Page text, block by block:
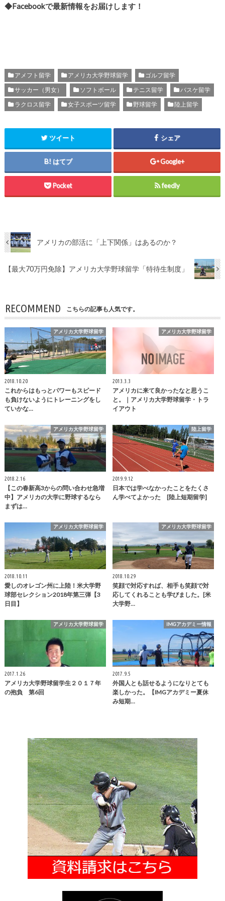
◆Facebookで最新情報をお届けします！
アメフト留学 アメリカ大学野球留学
ゴルフ留学
サッカー（男女）
ソフトボール テニス留学
バスケ留学
ラクロス留学
女子スポーツ留学 野球留学 陸上留学
ツイート シェア
はてブ Google+
Pocket feedly
アメリカの部活に「上下関係」はあるのか？
【最大70万円免除】アメリカ大学野球留学「特待生制度」
RECOMMEND こちらの記事も人気です。
アメリカ大学野球留学
2018.10.20
これからはもっとパワーもスピード
も負けないようにトレーニングをし
ていかな…
アメリカ大学野球留学
2013.3.3
アメリカに来て良かったなと思うこ
と。｜アメリカ大学野球留学・トラ
イアウト
アメリカ大学野球留学
2018.2.16
【この春新高3からの問い合わせ急増
中】アメリカの大学に野球するなら
まずは…
陸上留学
2019.9.12
日本では学べなかったことをたくさ
ん学べてよかった [陸上短期留学]
アメリカ大学野球留学
2018.10.11
愛しのオレゴン州に上陸！米大学野
球部セレクション2018年第三弾【3
日目】
アメリカ大学野球留学
2018.10.29
笑顔で対応すれば、相手も笑顔で対
応してくれることも学びました。[米
大学野…
アメリカ大学野球留学
2017.1.26
アメリカ大学野球留学生２０１７年
の抱負 第6回
IMGアカデミー情報
2017.9.5
外国人とも話せるようになりとても
楽しかった。【IMGアカデミー夏休
み短期…